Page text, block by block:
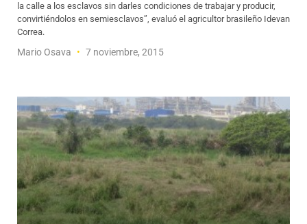
la calle a los esclavos sin darles condiciones de trabajar y producir,
convirtiéndolos en semiesclavos”, evaluó el agricultor brasileño Idevan
Correa.
Mario Osava 7 noviembre, 2015